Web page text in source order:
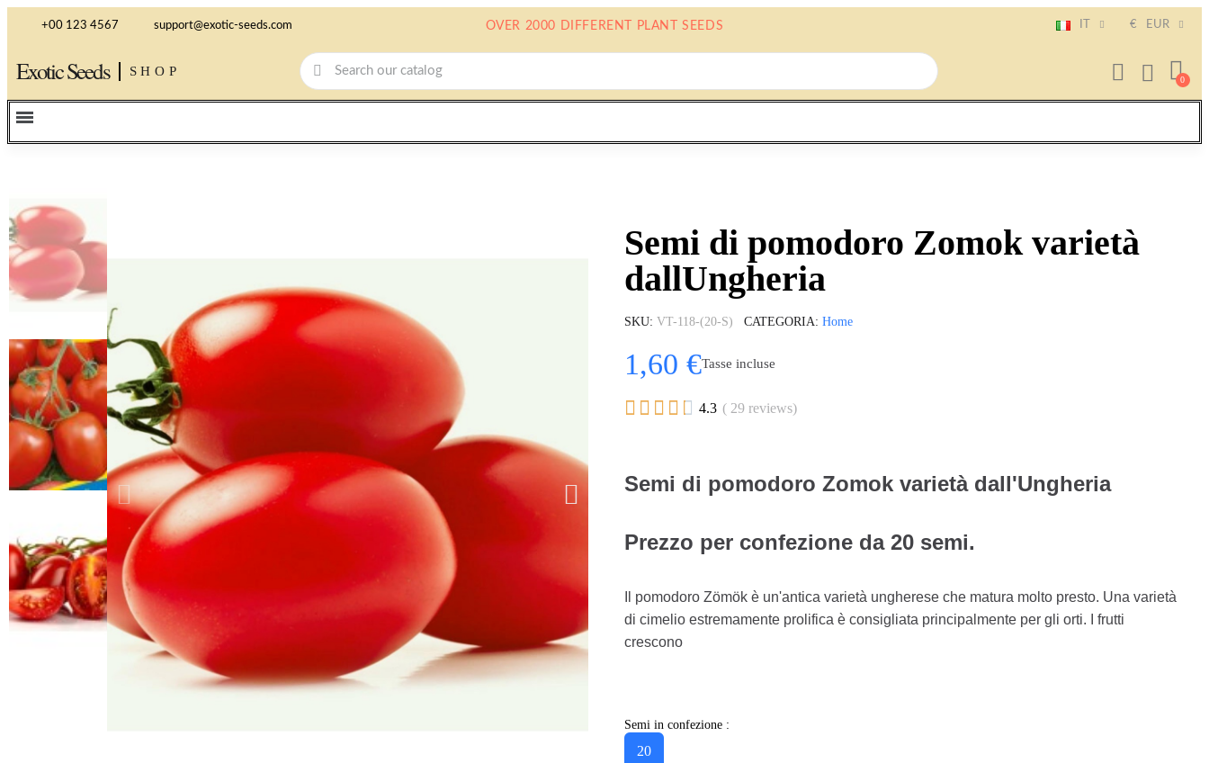
+00 123 4567 support@exotic-seeds.com OVER 2000 DIFFERENT PLANT SEEDS € EUR
Exotic Seeds SHOP
Semi di pomodoro Zomok varietà
dallUngheria
SKU VT-118-(20-S) CATEGORIA Home
1,60 €Tasse incluse
     4.3 ( 29 reviews)
Semi di pomodoro Zomok varietà dall'Ungheria
Prezzo per confezione da 20 semi.
Il pomodoro Zömök è un'antica varietà ungherese che matura molto presto. Una varietà
di cimelio estremamente prolifica è consigliata principalmente per gli orti. I frutti
crescono
Semi in confezione :
20